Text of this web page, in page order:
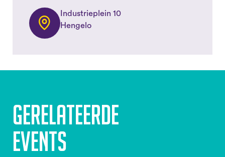
Industrieplein 10
Hengelo
Gerelateerde
events